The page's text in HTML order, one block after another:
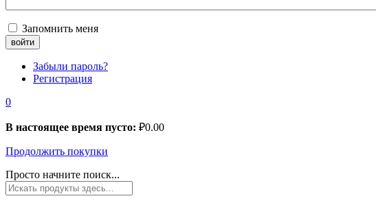
Запомнить меня
Забыли пароль?
Регистрация
0
В настоящее время пусто: ₽0.00
Продолжить покупки
Просто начните поиск...